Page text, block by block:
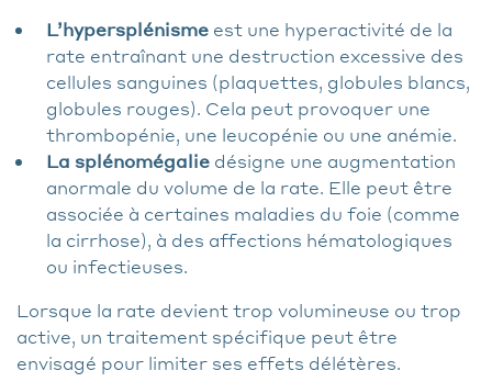
L’hypersplénisme est une hyperactivité de la
rate entraînant une destruction excessive des
cellules sanguines (plaquettes, globules blancs,
globules rouges). Cela peut provoquer une
thrombopénie, une leucopénie ou une anémie.
La splénomégalie désigne une augmentation
anormale du volume de la rate. Elle peut être
associée à certaines maladies du foie (comme
la cirrhose), à des affections hématologiques
ou infectieuses.
Lorsque la rate devient trop volumineuse ou trop
active, un traitement spécifique peut être
envisagé pour limiter ses effets délétères.